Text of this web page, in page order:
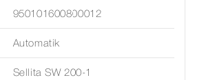
950101600800012
Automatik
Sellita SW 200-1